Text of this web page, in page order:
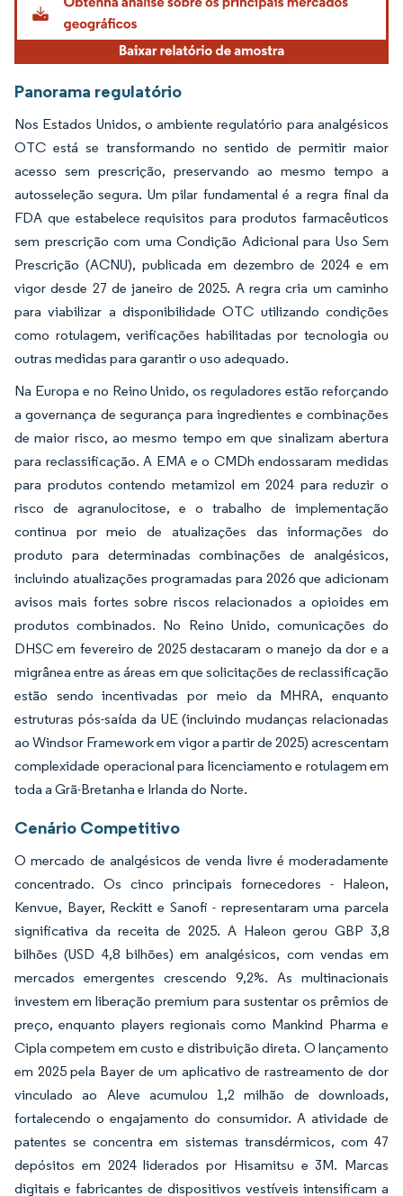
Panorama regulatório
Nos Estados Unidos, o ambiente regulatório para analgésicos
OTC está se transformando no sentido de permitir maior
acesso sem prescrição, preservando ao mesmo tempo a
autosseleção segura. Um pilar fundamental é a regra final da
FDA que estabelece requisitos para produtos farmacêuticos
sem prescrição com uma Condição Adicional para Uso Sem
Prescrição (ACNU), publicada em dezembro de 2024 e em
vigor desde 27 de janeiro de 2025. A regra cria um caminho
para viabilizar a disponibilidade OTC utilizando condições
como rotulagem, verificações habilitadas por tecnologia ou
outras medidas para garantir o uso adequado.
Na Europa e no Reino Unido, os reguladores estão reforçando
a governança de segurança para ingredientes e combinações
de maior risco, ao mesmo tempo em que sinalizam abertura
para reclassificação. A EMA e o CMDh endossaram medidas
para produtos contendo metamizol em 2024 para reduzir o
risco de agranulocitose, e o trabalho de implementação
continua por meio de atualizações das informações do
produto para determinadas combinações de analgésicos,
incluindo atualizações programadas para 2026 que adicionam
avisos mais fortes sobre riscos relacionados a opioides em
produtos combinados. No Reino Unido, comunicações do
DHSC em fevereiro de 2025 destacaram o manejo da dor e a
migrânea entre as áreas em que solicitações de reclassificação
estão sendo incentivadas por meio da MHRA, enquanto
estruturas pós-saída da UE (incluindo mudanças relacionadas
ao Windsor Framework em vigor a partir de 2025) acrescentam
complexidade operacional para licenciamento e rotulagem em
toda a Grã-Bretanha e Irlanda do Norte.
Cenário Competitivo
O mercado de analgésicos de venda livre é moderadamente
concentrado. Os cinco principais fornecedores - Haleon,
Kenvue, Bayer, Reckitt e Sanofi - representaram uma parcela
significativa da receita de 2025. A Haleon gerou GBP 3,8
bilhões (USD 4,8 bilhões) em analgésicos, com vendas em
mercados emergentes crescendo 9,2%. As multinacionais
investem em liberação premium para sustentar os prêmios de
preço, enquanto players regionais como Mankind Pharma e
Cipla competem em custo e distribuição direta. O lançamento
em 2025 pela Bayer de um aplicativo de rastreamento de dor
vinculado ao Aleve acumulou 1,2 milhão de downloads,
fortalecendo o engajamento do consumidor. A atividade de
patentes se concentra em sistemas transdérmicos, com 47
depósitos em 2024 liderados por Hisamitsu e 3M. Marcas
digitais e fabricantes de dispositivos vestíveis intensificam a